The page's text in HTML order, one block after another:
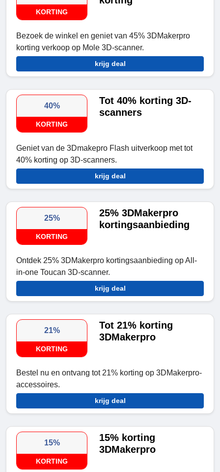
KORTING
Bezoek de winkel en geniet van 45% 3DMakerpro
korting verkoop op Mole 3D-scanner.
krijg deal
40%
KORTING
Tot 40% korting 3D-
scanners
Geniet van de 3Dmakepro Flash uitverkoop met tot
40% korting op 3D-scanners.
krijg deal
25%
KORTING
25% 3DMakerpro
kortingsaanbieding
Ontdek 25% 3DMakerpro kortingsaanbieding op All-
in-one Toucan 3D-scanner.
krijg deal
21%
KORTING
Tot 21% korting
3DMakerpro
Bestel nu en ontvang tot 21% korting op 3DMakerpro-
accessoires.
krijg deal
15%
KORTING
15% korting
3DMakerpro